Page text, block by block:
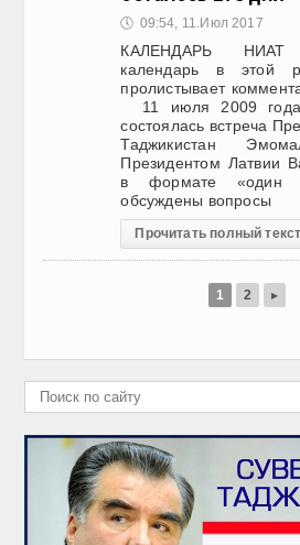
🕔 09:54, 11.Июл 2017
КАЛЕНДАРЬ
календарь в этой
пролистывает
11 июля 2009
состоялась встреча
Таджикистан
Президентом Латвии
в формате «один
обсуждены вопросы
Прочитать полный текст
1 2 ▸